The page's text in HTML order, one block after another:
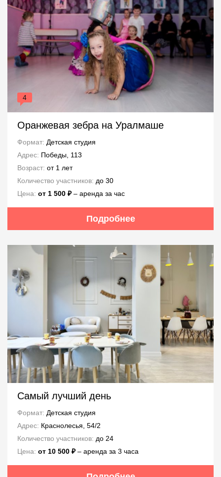
4
Оранжевая зебра на Уралмаше
Формат: Детская студия
Адрес: Победы, 113
Возраст: от 1 лет
Количество участников: до 30
Цена: от 1 500 ₽– аренда за час
Подробнее
Самый лучший день
Формат: Детская студия
Адрес: Краснолесья, 54/2
Количество участников: до 24
Цена: от 10 500 ₽– аренда за 3 часа